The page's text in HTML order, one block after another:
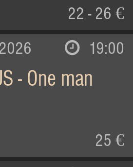
22 - 26 €
19:00
- One man
25 €